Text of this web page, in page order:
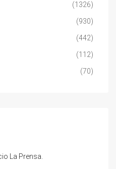
(1326)
(930)
(442)
(112)
(70)
La Prensa.